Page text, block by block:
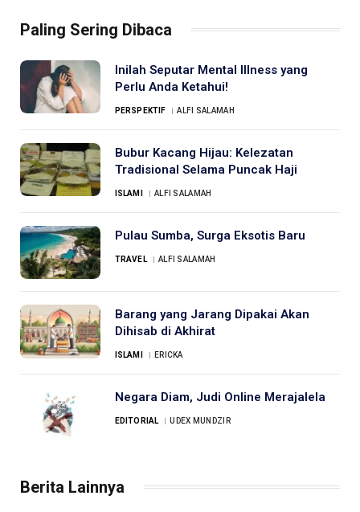
Paling Sering Dibaca
Inilah Seputar Mental Illness yang
Perlu Anda Ketahui!
PERSPEKTIF ALFI SALAMAH
Bubur Kacang Hijau: Kelezatan
Tradisional Selama Puncak Haji
ISLAMI ALFI SALAMAH
Pulau Sumba, Surga Eksotis Baru
TRAVEL ALFI SALAMAH
Barang yang Jarang Dipakai Akan
Dihisab di Akhirat
ISLAMI ERICKA
Negara Diam, Judi Online Merajalela
EDITORIAL UDEX MUNDZIR
Berita Lainnya